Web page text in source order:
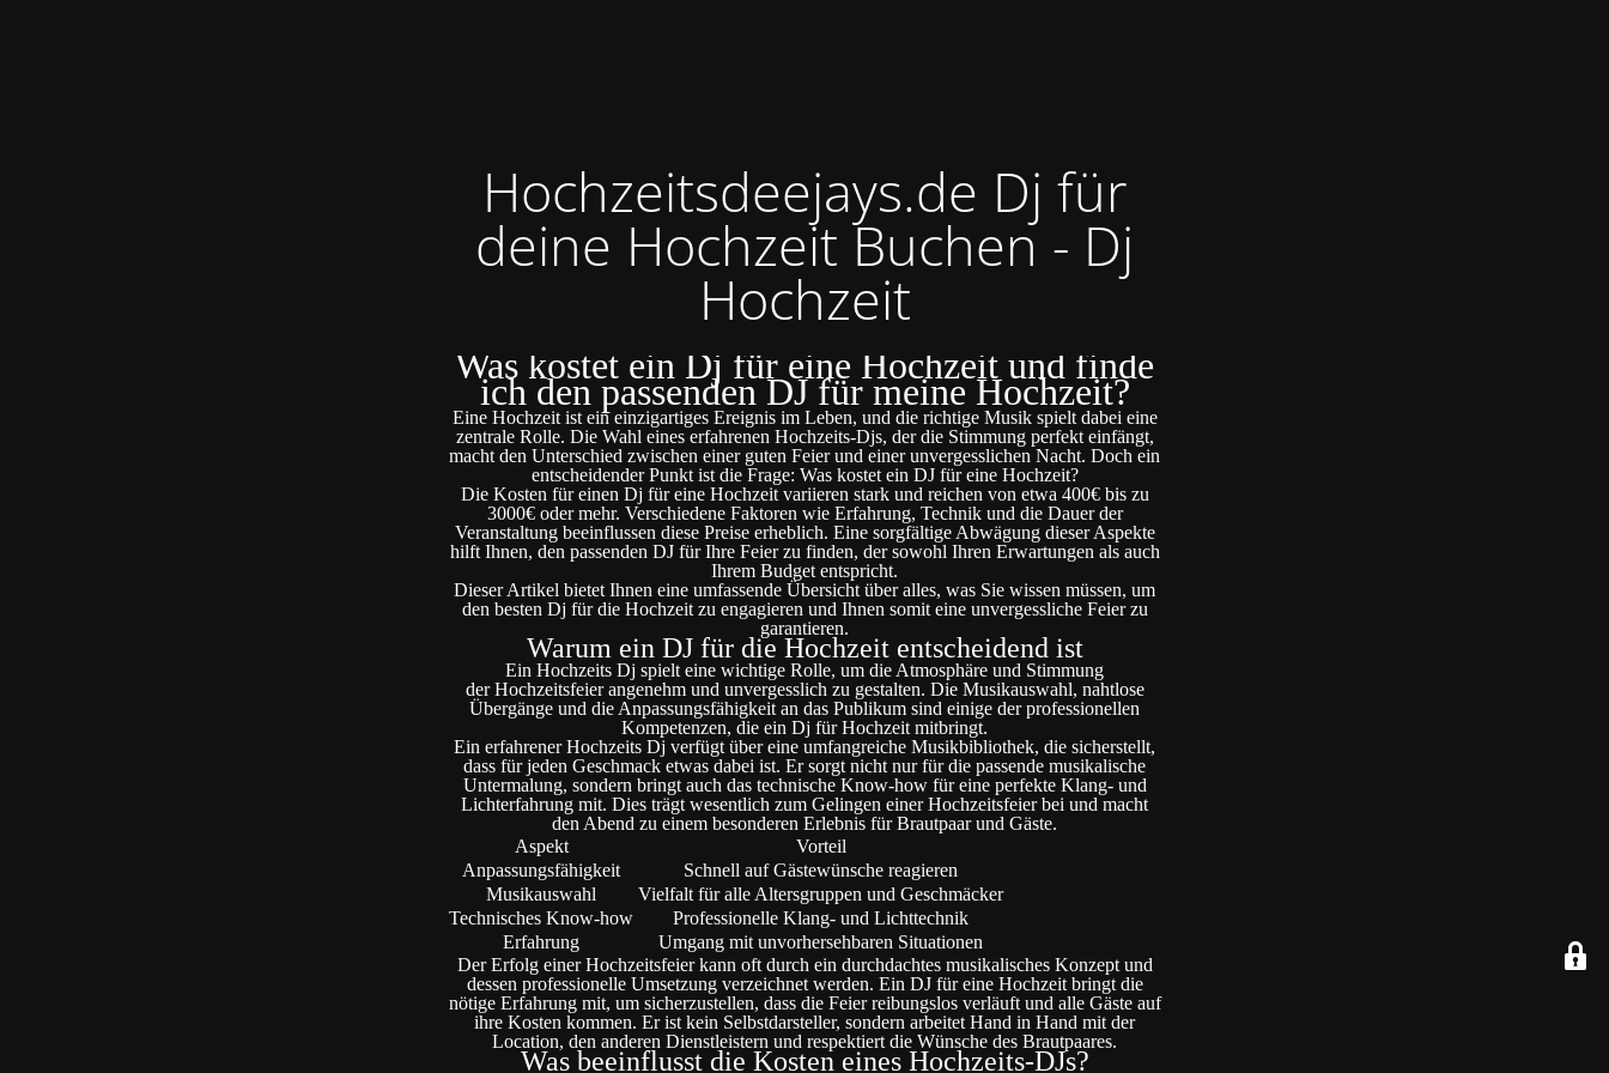
Hochzeitsdeejays.de Dj für
deine Hochzeit Buchen - Dj
Hochzeit
Was kostet ein Dj für eine Hochzeit und finde
ich den passenden DJ für meine Hochzeit?
Eine Hochzeit ist ein einzigartiges Ereignis im Leben, und die richtige Musik spielt dabei eine
zentrale Rolle. Die Wahl eines erfahrenen Hochzeits-Djs, der die Stimmung perfekt einfängt,
macht den Unterschied zwischen einer guten Feier und einer unvergesslichen Nacht. Doch ein
entscheidender Punkt ist die Frage: Was kostet ein DJ für eine Hochzeit?
Die Kosten für einen Dj für eine Hochzeit variieren stark und reichen von etwa 400€ bis zu
3000€ oder mehr. Verschiedene Faktoren wie Erfahrung, Technik und die Dauer der
Veranstaltung beeinflussen diese Preise erheblich. Eine sorgfältige Abwägung dieser Aspekte
hilft Ihnen, den passenden DJ für Ihre Feier zu finden, der sowohl Ihren Erwartungen als auch
Ihrem Budget entspricht.
Dieser Artikel bietet Ihnen eine umfassende Übersicht über alles, was Sie wissen müssen, um
den besten Dj für die Hochzeit zu engagieren und Ihnen somit eine unvergessliche Feier zu
garantieren.
Warum ein DJ für die Hochzeit entscheidend ist
Ein Hochzeits Dj spielt eine wichtige Rolle, um die Atmosphäre und Stimmung
der Hochzeitsfeier angenehm und unvergesslich zu gestalten. Die Musikauswahl, nahtlose
Übergänge und die Anpassungsfähigkeit an das Publikum sind einige der professionellen
Kompetenzen, die ein Dj für Hochzeit mitbringt.
Ein erfahrener Hochzeits Dj verfügt über eine umfangreiche Musikbibliothek, die sicherstellt,
dass für jeden Geschmack etwas dabei ist. Er sorgt nicht nur für die passende musikalische
Untermalung, sondern bringt auch das technische Know-how für eine perfekte Klang- und
Lichterfahrung mit. Dies trägt wesentlich zum Gelingen einer Hochzeitsfeier bei und macht
den Abend zu einem besonderen Erlebnis für Brautpaar und Gäste.
Aspekt
Vorteil
Anpassungsfähigkeit
Schnell auf Gästewünsche reagieren
Musikauswahl
Vielfalt für alle Altersgruppen und Geschmäcker
Technisches Know-how
Professionelle Klang- und Lichttechnik
Erfahrung
Umgang mit unvorhersehbaren Situationen
Der Erfolg einer Hochzeitsfeier kann oft durch ein durchdachtes musikalisches Konzept und
dessen professionelle Umsetzung verzeichnet werden. Ein DJ für eine Hochzeit bringt die
nötige Erfahrung mit, um sicherzustellen, dass die Feier reibungslos verläuft und alle Gäste auf
ihre Kosten kommen. Er ist kein Selbstdarsteller, sondern arbeitet Hand in Hand mit der
Location, den anderen Dienstleistern und respektiert die Wünsche des Brautpaares.
Was beeinflusst die Kosten eines Hochzeits-DJs?